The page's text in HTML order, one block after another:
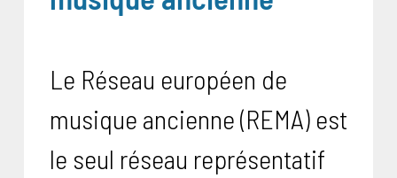
Le Réseau européen de
musique ancienne (REMA) est
le seul réseau représentatif